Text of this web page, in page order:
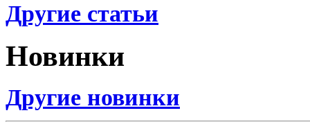
Другие статьи
Новинки
Другие новинки